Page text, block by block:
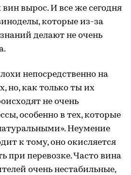
вырос. И все же сегодня
которые из-за
делают не очень
непосредственно на
но, как только ты их
не очень
особенно в тех, которые
Неумение
к тому, оно окисляется
при перевозке. Часто вина
очень нестабильные,